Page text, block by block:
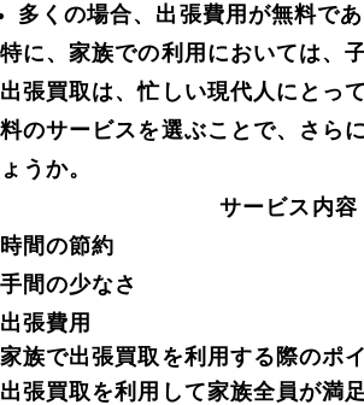
多くの場合、出張費用が無料であ
特に、家族での利用においては、
出張買取は、忙しい現代人にとっ
料のサービスを選ぶことで、さら
ょうか。
サービス内容
時間の節約
手間の少なさ
出張費用
家族で出張買取を利用する際のポ
出張買取を利用して家族全員が満